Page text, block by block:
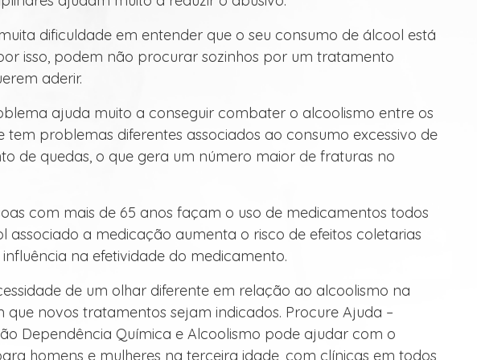
dificuldade em entender que o seu consumo de álcool está
isso, podem não procurar sozinhos por um tratamento
aderir.
ajuda muito a conseguir combater o alcoolismo entre os
tem problemas diferentes associados ao consumo excessivo de
de quedas, o que gera um número maior de fraturas no
com mais de 65 anos façam o uso de medicamentos todos
associado a medicação aumenta o risco de efeitos coletarias
na efetividade do medicamento.
de um olhar diferente em relação ao alcoolismo na
que novos tratamentos sejam indicados. Procure Ajuda –
Dependência Química e Alcoolismo pode ajudar com o
homens e mulheres na terceira idade, com clínicas em todos